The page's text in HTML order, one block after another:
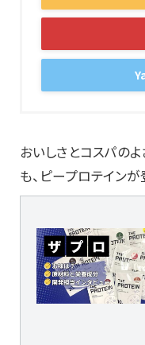
おいしさとコスパの
も、ピープロテインが